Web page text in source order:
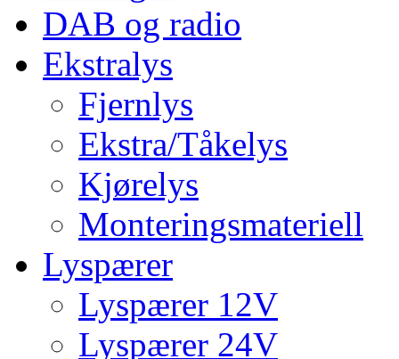
DAB og radio
Ekstralys
Fjernlys
Ekstra/Tåkelys
Kjørelys
Monteringsmateriell
Lyspærer
Lyspærer 12V
Lyspærer 24V